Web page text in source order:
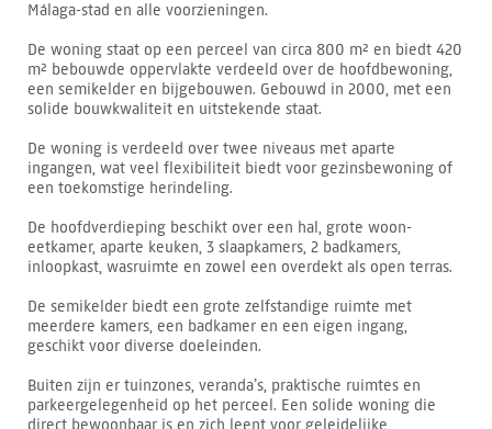
Málaga-stad en alle voorzieningen.
De woning staat op een perceel van circa 800 m² en biedt 420
m² bebouwde oppervlakte verdeeld over de hoofdbewoning,
een semikelder en bijgebouwen. Gebouwd in 2000, met een
solide bouwkwaliteit en uitstekende staat.
De woning is verdeeld over twee niveaus met aparte
ingangen, wat veel flexibiliteit biedt voor gezinsbewoning of
een toekomstige herindeling.
De hoofdverdieping beschikt over een hal, grote woon-
eetkamer, aparte keuken, 3 slaapkamers, 2 badkamers,
inloopkast, wasruimte en zowel een overdekt als open terras.
De semikelder biedt een grote zelfstandige ruimte met
meerdere kamers, een badkamer en een eigen ingang,
geschikt voor diverse doeleinden.
Buiten zijn er tuinzones, veranda’s, praktische ruimtes en
parkeergelegenheid op het perceel. Een solide woning die
direct bewoonbaar is en zich leent voor geleidelijke